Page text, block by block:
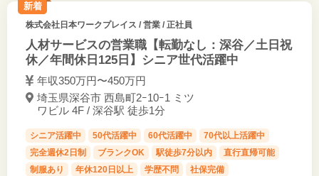
新着
株式会社日本ワークプレイス / 営業 / 正社員
人材サービスの営業職【転勤なし：深谷／土日祝
休／年間休日125日】シニア世代活躍中
年収350万円〜450万円
埼玉県深谷市 西島町2ｰ10ｰ1 ミツ
ワビル 4F / 深谷駅 徒歩1分
シニア活躍中 50代活躍中 60代活躍中
70代以上活躍中
完全週休2日制
ブランクOK 駅徒歩7分以内
直行直帰可能
制服あり
年休120日以上 学歴不問 社保完備